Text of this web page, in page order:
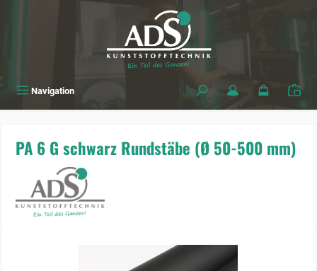
Navigation
PA 6 G schwarz Rundstäbe (Ø 50-500 mm)